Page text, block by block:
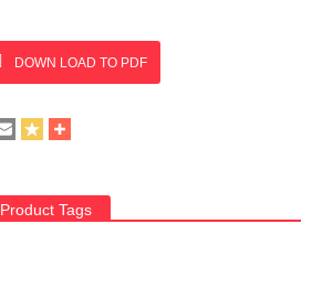
DOWN LOAD TO PDF
Product Tags